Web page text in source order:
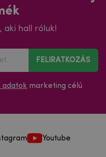
aki hall róluk!
FELIRATKOZÁS
adatok marketing célú
Youtube